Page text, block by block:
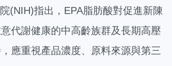
(NIH)指出，EPA脂肪酸對促進新陳
代謝健康的中高齡族群及長期高壓
應重視產品濃度、原料來源與第三